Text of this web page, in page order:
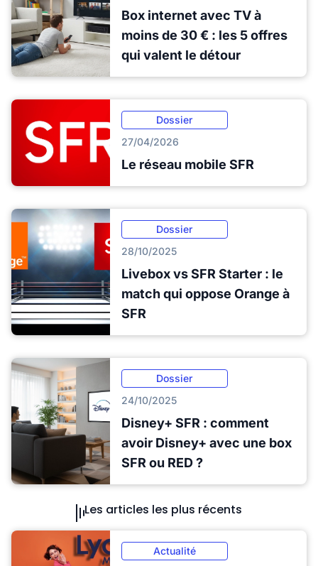
Box internet avec TV à
moins de 30 € : les 5 offres
qui valent le détour
Dossier
27/04/2026
Le réseau mobile SFR
Dossier
28/10/2025
Livebox vs SFR Starter : le
match qui oppose Orange à
SFR
Dossier
24/10/2025
Disney+ SFR : comment
avoir Disney+ avec une box
SFR ou RED ?
Les articles les plus récents
Actualité